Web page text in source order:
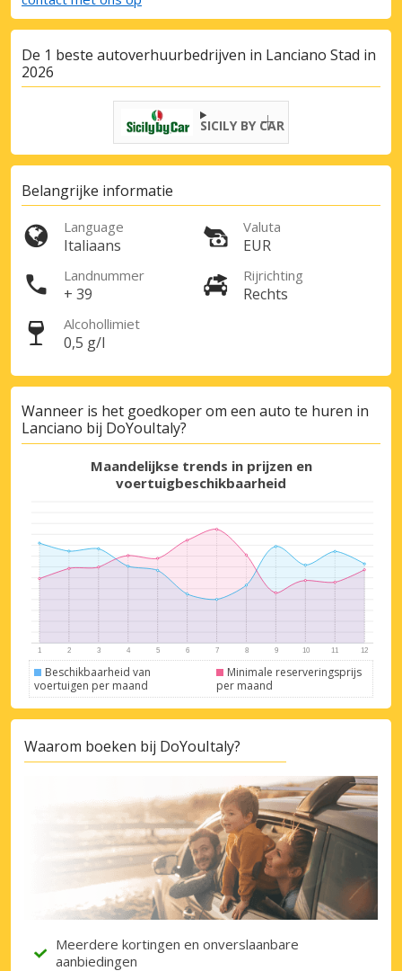
Topbesparingen
Krijg toegang tot exclusieve
Inloggen met eLink
De 1 beste autoverhuurbedrijven in Lanciano Stad in
2026
SICILY BY CAR
Belangrijke informatie
Language
Italiaans
Valuta
EUR
Landnummer
+ 39
Rijrichting
Rechts
Alcohollimiet
0,5 g/l
Wanneer is het goedkoper om een auto te huren in
Lanciano bij DoYouItaly?
Maandelijkse trends in prijzen en
voertuigbeschikbaarheid
Beschikbaarheid van
voertuigen per maand
Minimale reserveringsprijs
per maand
Waarom boeken bij DoYouItaly?
Meerdere kortingen en onverslaanbare
aanbiedingen